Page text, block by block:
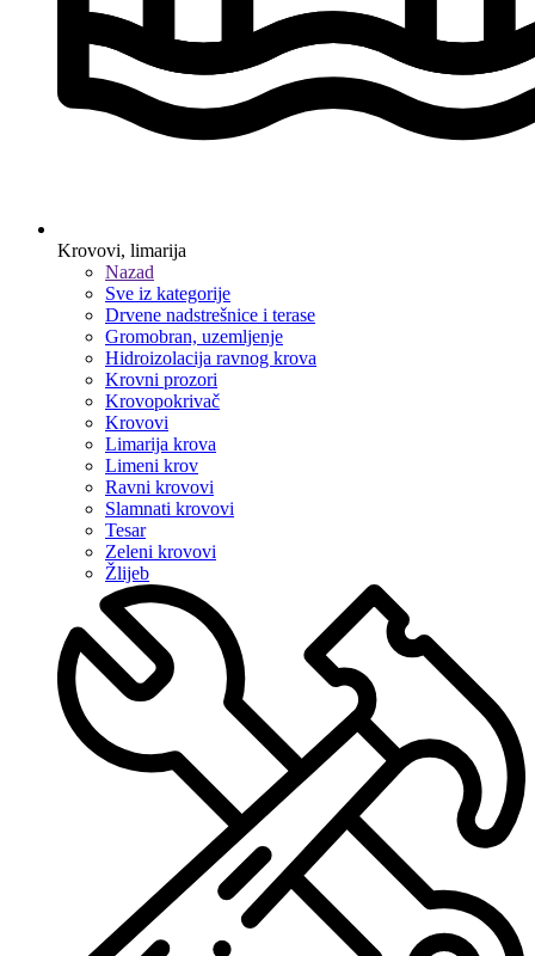
Krovovi, limarija
Nazad
Sve iz kategorije
Drvene nadstrešnice i terase
Gromobran, uzemljenje
Hidroizolacija ravnog krova
Krovni prozori
Krovopokrivač
Krovovi
Limarija krova
Limeni krov
Ravni krovovi
Slamnati krovovi
Tesar
Zeleni krovovi
Žlijeb